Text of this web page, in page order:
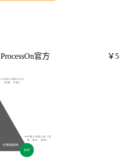
ProcessOn官方
￥5